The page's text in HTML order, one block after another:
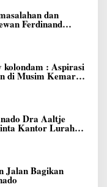
dan
Ferdinand
kolondam : Aspirasi
di Musim Kemarau
Dra Aaltje
Kantor Lurah
Jalan Bagikan